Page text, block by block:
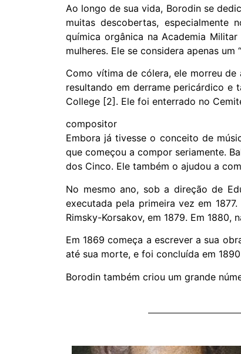
Ao longo de sua vida, Borodin se
muitas descobertas,
química orgânica na Academia
mulheres. Ele se considera apenas um
Como vítima de cólera, ele morreu
resultando em derrame pericárdico e
College [2]. Ele foi enterrado no
compositor
Embora já tivesse o conceito de
que começou a compor seriamente.
dos Cinco. Ele também o ajudou a
No mesmo ano, sob a direção de
executada pela primeira vez em
Rimsky-Korsakov, em 1879. Em 1880,
Em 1869 começa a escrever a sua
até sua morte, e foi concluída em
Borodin também criou um grande